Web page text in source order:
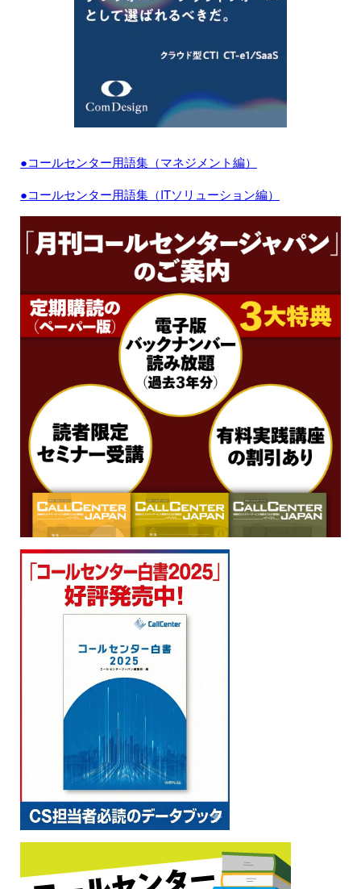
●コールセンター用語集（マネジメント編）
●コールセンター用語集（ITソリューション編）